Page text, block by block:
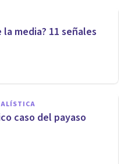
media? 11 señales
caso del payaso